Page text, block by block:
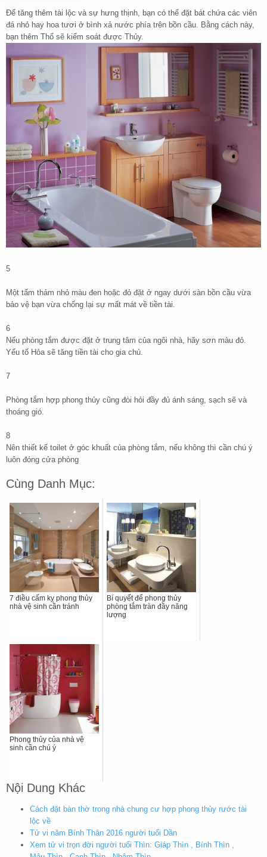
Để tăng thêm tài lộc và sự hưng thịnh, bạn có thể đặt bát chứa các viên
đá nhỏ hay hoa tươi ở bình xả nước phía trên bồn cầu. Bằng cách này,
bạn thêm Thổ sẽ kiểm soát được Thủy.
5
Một tấm thảm nhỏ màu đen hoặc đỏ đặt ở ngay dưới sàn bồn cầu vừa
bảo vệ bạn vừa chống lại sự mất mát về tiền tài.
6
Nếu phòng tắm được đặt ở trung tâm của ngôi nhà, hãy sơn màu đỏ.
Yếu tố Hỏa sẽ tăng tiền tài cho gia chủ.
7
Phòng tắm hợp phong thủy cũng đòi hỏi đầy đủ ánh sáng, sạch sẽ và
thoáng gió.
8
Nên thiết kế toilet ở góc khuất của phòng tắm, nếu không thì cần chú ý
luôn đóng cửa phòng
Cùng Danh Mục:
7 điều cấm kỵ phong thủy
nhà vệ sinh cần tránh
Bí quyết để phong thủy
phòng tắm tràn đầy năng
lượng
Phong thủy của nhà vệ
sinh cần chú ý
Nội Dung Khác
Cách đặt bàn thờ trong nhà chung cư hợp phong thủy rước tài
lộc về
Tử vi năm Bính Thân 2016 người tuổi Dần
Xem tử vi trọn đời người tuổi Thìn: Giáp Thìn , Bính Thìn ,